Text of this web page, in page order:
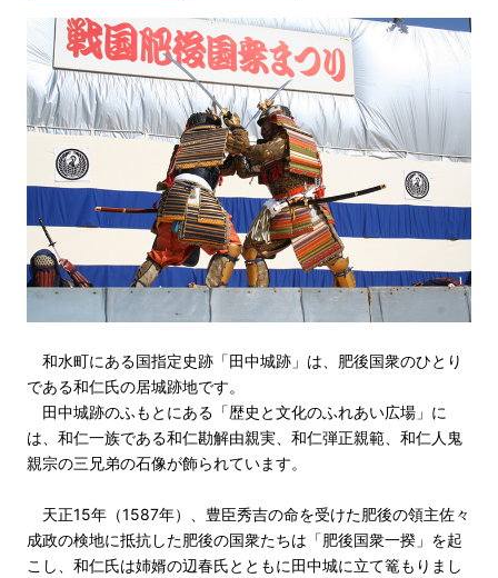
和水町にある国指定史跡「田中城跡」は、肥後国衆のひとり
である和仁氏の居城跡地です。
田中城跡のふもとにある「歴史と文化のふれあい広場」に
は、和仁一族である和仁勘解由親実、和仁弾正親範、和仁人鬼
親宗の三兄弟の石像が飾られています。
天正15年（1587年）、豊臣秀吉の命を受けた肥後の領主佐々
成政の検地に抵抗した肥後の国衆たちは「肥後国衆一揆」を起
こし、和仁氏は姉婿の辺春氏とともに田中城に立て篭もりまし